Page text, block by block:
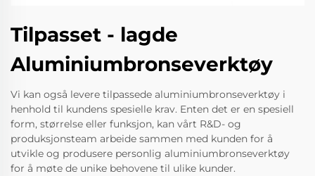
Tilpasset - lagde
Aluminiumbronseverktøy
Vi kan også levere tilpassede aluminiumbronseverktøy i
henhold til kundens spesielle krav. Enten det er en spesiell
form, størrelse eller funksjon, kan vårt R&D- og
produksjonsteam arbeide sammen med kunden for å
utvikle og produsere personlig aluminiumbronseverktøy
for å møte de unike behovene til ulike kunder.